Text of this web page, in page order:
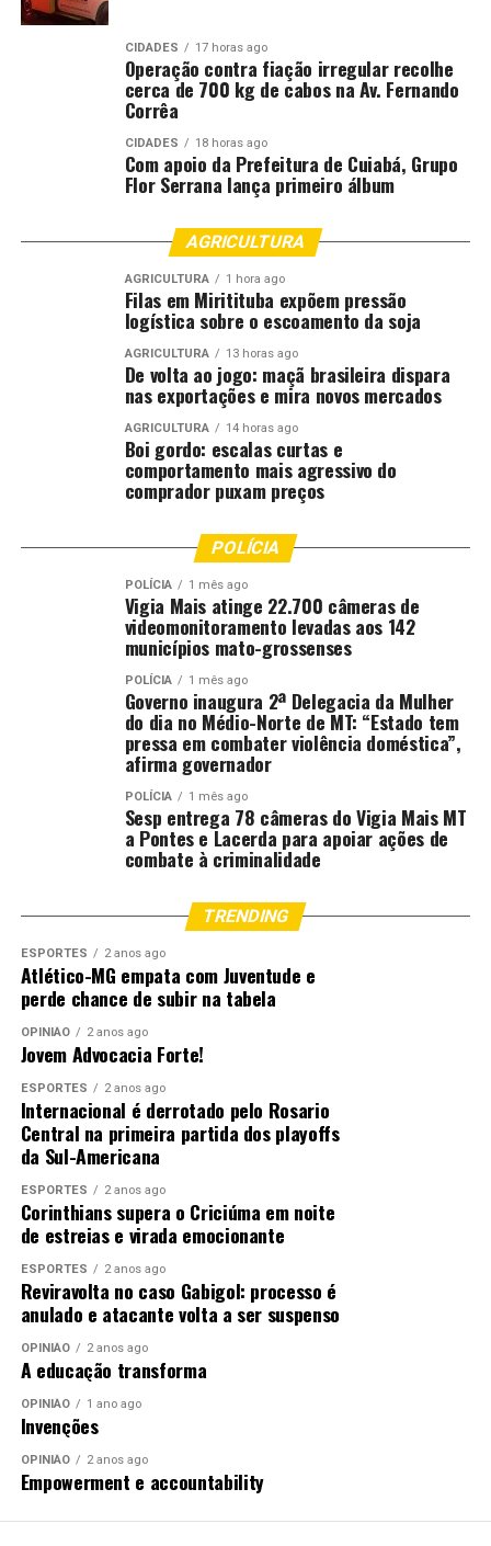
CIDADES 17 horas ago
Operação contra fiação irregular recolhe
cerca de 700 kg de cabos na Av. Fernando
Corrêa
CIDADES 18 horas ago
Com apoio da Prefeitura de Cuiabá, Grupo
Flor Serrana lança primeiro álbum
AGRICULTURA
AGRICULTURA 1 hora ago
Filas em Miritituba expõem pressão
logística sobre o escoamento da soja
AGRICULTURA 13 horas ago
De volta ao jogo: maçã brasileira dispara
nas exportações e mira novos mercados
AGRICULTURA 14 horas ago
Boi gordo: escalas curtas e
comportamento mais agressivo do
comprador puxam preços
POLÍCIA
POLÍCIA 1 mês ago
Vigia Mais atinge 22.700 câmeras de
videomonitoramento levadas aos 142
municípios mato-grossenses
POLÍCIA 1 mês ago
Governo inaugura 2ª Delegacia da Mulher
do dia no Médio-Norte de MT: “Estado tem
pressa em combater violência doméstica”,
afirma governador
POLÍCIA 1 mês ago
Sesp entrega 78 câmeras do Vigia Mais MT
a Pontes e Lacerda para apoiar ações de
combate à criminalidade
TRENDING
ESPORTES 2 anos ago
Atlético-MG empata com Juventude e
perde chance de subir na tabela
OPINIÃO 2 anos ago
Jovem Advocacia Forte!
ESPORTES 2 anos ago
Internacional é derrotado pelo Rosario
Central na primeira partida dos playoffs
da Sul-Americana
ESPORTES 2 anos ago
Corinthians supera o Criciúma em noite
de estreias e virada emocionante
ESPORTES 2 anos ago
Reviravolta no caso Gabigol: processo é
anulado e atacante volta a ser suspenso
OPINIÃO 2 anos ago
A educação transforma
OPINIÃO 1 ano ago
Invenções
OPINIÃO 2 anos ago
Empowerment e accountability